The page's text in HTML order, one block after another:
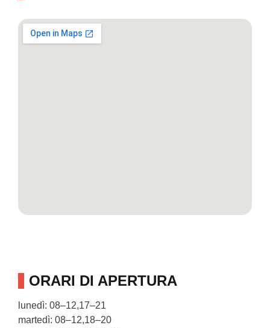
ORARI DI APERTURA
lunedì: 08–12,17–21
martedì: 08–12,18–20